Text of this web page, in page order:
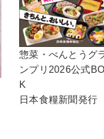
惣菜・べんとうグ
ンプリ2026公式
K
日本食糧新聞発行